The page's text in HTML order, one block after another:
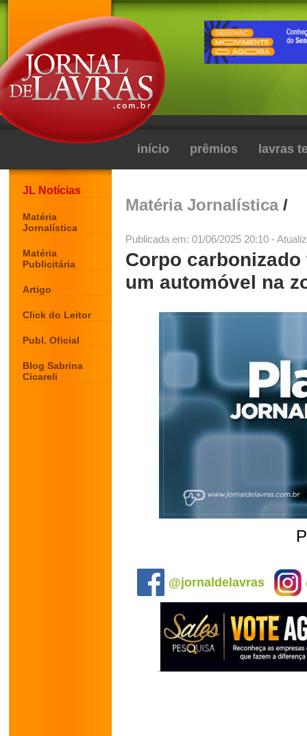
início prêmios lavras
JL Notícias
Matéria
Jornalística
Matéria
Publicitária
Artigo
Click do Leitor
Publ. Oficial
Blog Sabrina
Cicareli
Matéria Jornalística/
Publicada em: 01/06/2025 20:10 -
Corpo
um automóvel na
@jornaldelavras